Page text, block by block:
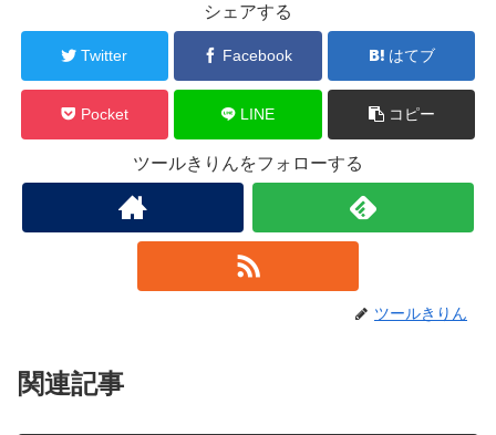
シェアする
Twitter Facebook はてブ
Pocket LINE コピー
ツールきりんをフォローする
ツールきりん
関連記事